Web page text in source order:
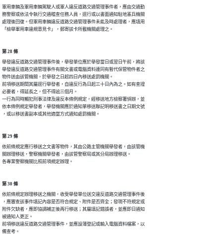
軍用車輛及軍用車輛駕駛人或軍人違反道路交通管理事件者，應由交通勤
務警察或依法令執行交通稽查任務人員，逕行或以書面通知駐地憲兵機關
處理後回復。但軍用車輛違反道路交通管理事件未能及時處理者，應填用
「檢舉軍用車違規意見卡」，郵寄該卡所載機關處理之。
第 28 條
舉發違反道路交通管理事件後，舉發單位應於舉發當日或翌日午前，將該
舉發違反道路交通管理事件有關文書或電腦資料連同有暫代保管物件者之
物件送由該管機關，於舉發之日起四日內移送處罰機關。
前項移送期間其屬逕行舉發者，自違反行為日起三十日內為之。如有查證
必要者，得延長之，但不得逾三個月。
一行為同時觸犯刑事法律及違反本條例規定，經移送地方檢察署偵辦，並
依本條例規定舉發者，舉發機關應於通知單移送聯記明移送書之日期文號
，或以移送書副本或其他適當方式通知處罰機關。
第 29 條
依前條規定應行移送之文書等物件，其由公路主管機關舉發者，由該管機
關辦理移送，警察機關舉發者，由該管警察局或其分局辦理移送。
各專業警察機關比照前項規定辦理。
第 30 條
依前條規定辦理移送之機關，收受舉發單位送交違反道路交通管理事件後
，應審查該事件填記內容是否符合規定、附件是否齊全；發現不符規定或
附件欠缺者，應即協調補正後再行移送；其屬填記錯誤者，並應即日通知
被通知人更正。
前項移送違反道路交通管理事件，並應設簿登記或輸入電腦資料檔案，以
備查考。